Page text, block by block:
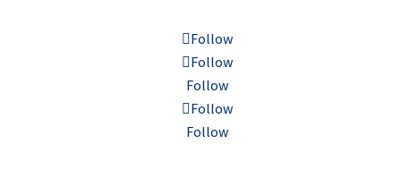
Follow
Follow
Follow
Follow
Follow